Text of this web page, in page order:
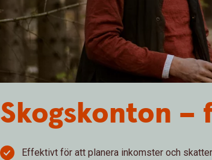
Skogskonton –
Effektivt för att planera inkomster och skatter